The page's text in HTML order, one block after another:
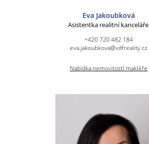
Eva Jakoubková
Asistentka realitní kanceláře
+420 720 482 184
eva.jakoubkova@vdfreality.cz
Nabídka nemovitostí makléře